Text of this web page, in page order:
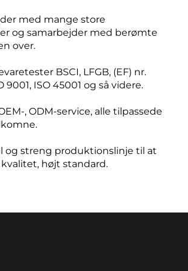
med mange store
og samarbejder med berømte
over.
BSCI, LFGB, (EF) nr.
9001, ISO 45001 og så videre.
, ODM-service, alle tilpassede
og streng produktionslinje til at
højt standard.